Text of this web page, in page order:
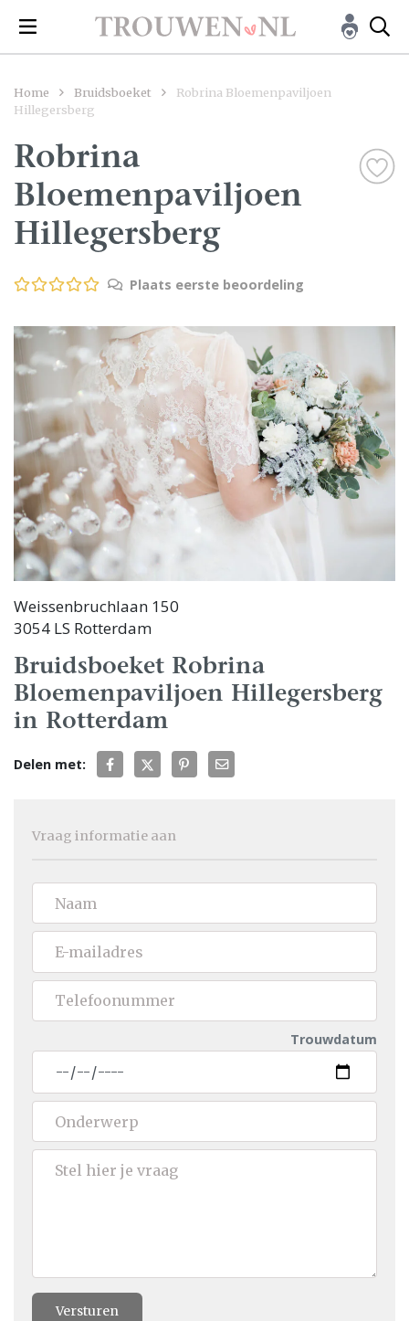
Home Bruidsboeket
Robrina Bloemenpaviljoen
Hillegersberg
Robrina
Bloemenpaviljoen
Hillegersberg
Plaats eerste beoordeling
Weissenbruchlaan 150
3054 LS Rotterdam
Bruidsboeket Robrina
Bloemenpaviljoen Hillegersberg
in Rotterdam
Delen met:
Vraag informatie aan
Trouwdatum
Versturen